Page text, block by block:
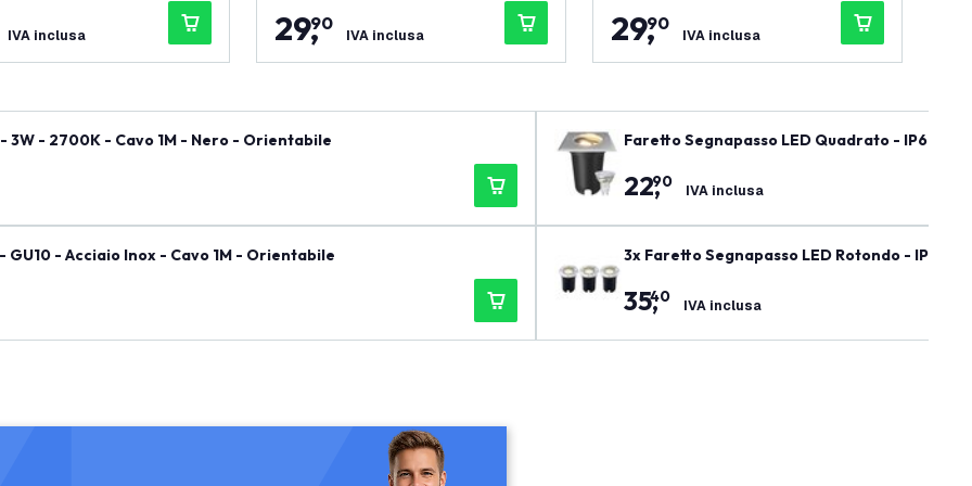
IVA inclusa 29,
90
IVA inclusa 29,
90
IVA inclusa
3W - 2700K - Cavo 1M - Nero - Orientabile
- Acciaio Inox - Cavo 1M - Orientabile
Faretto Segnapasso LED Quadrato - IP67 -
22,
90 IVA inclusa
3x Faretto Segnapasso LED Rotondo - IP67 -
35,
40 IVA inclusa